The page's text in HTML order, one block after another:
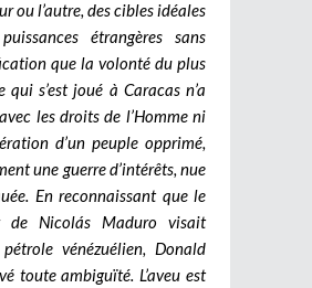
ou l’autre, des cibles idéales
étrangères sans
que la volonté du plus
qui s’est joué à Caracas n’a
les droits de l’Homme ni
d’un peuple opprimé,
une guerre d’intérêts, nue
En reconnaissant que le
de Nicolás Maduro visait
pétrole vénézuélien, Donald
toute ambiguïté. L’aveu est